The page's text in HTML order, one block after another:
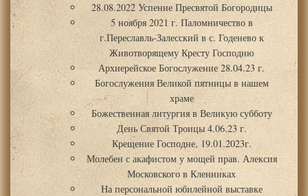
28.08.2022 Успение Пресвятой Богородицы
5 ноября 2021 г. Паломничество в
г.Переславль-Залесский в с. Годенево к
Животворящему Кресту Господню
Архиерейское Богослужение 28.04.23 г.
Богослужения Великой пятницы в нашем
храме
Божественная литургия в Великую субботу
День Святой Троицы 4.06.23 г.
Крещение Господне, 19.01.2023г.
Молебен с акафистом у мощей прав. Алексия
Московского в Кленниках
На персональной юбилейной выставке